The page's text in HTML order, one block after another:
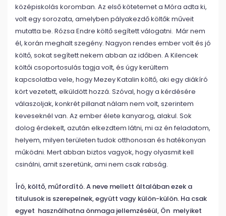
középiskolás koromban. Az első kötetemet a Móra adta ki,
volt egy sorozata, amelyben pályakezdő költők műveit
mutatta be. Rózsa Endre költő segített válogatni. Már nem
él, korán meghalt szegény. Nagyon rendes ember volt és jó
költő, sokat segített nekem abban az időben. A Kilencek
költői csoportosulás tagja volt, és úgy kerültem
kapcsolatba vele, hogy Mezey Katalin költő, aki egy diákíró
kört vezetett, elküldött hozzá. Szóval, hogy a kérdésére
válaszoljak, konkrét pillanat nálam nem volt, szerintem
keveseknél van. Az ember élete kanyarog, alakul. Sok
dolog érdekelt, azután elkezdtem látni, mi az én feladatom,
helyem, milyen területen tudok otthonosan és hatékonyan
működni. Mert abban biztos vagyok, hogy olyasmit kell
csinálni, amit szeretünk, ami nem csak rabság.
Író, költő, műfordító. A neve mellett általában ezek a
titulusok is szerepelnek, együtt vagy külön-külön. Ha csak
egyet használhatna önmaga jellemzéséül, Ön melyiket